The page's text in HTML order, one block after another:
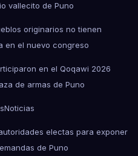
vallecito de Puno
originarios no tienen
en el nuevo congreso
en el Qoqawi 2026
de armas de Puno
Noticias
electas para exponer
de Puno